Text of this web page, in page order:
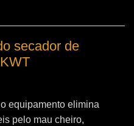
secador de
equipamento elimina
pelo mau cheiro,